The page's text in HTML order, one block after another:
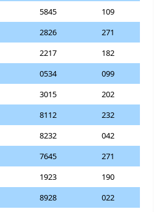
5845
109
2826
271
2217
182
0534
099
3015
202
8112
232
8232
042
7645
271
1923
190
8928
022